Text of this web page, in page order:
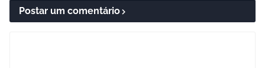
Postar um comentário